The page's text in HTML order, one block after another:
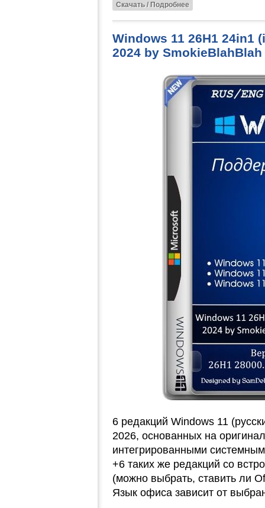
Скачать / Подробнее
Windows 11 26H1 24in1
2024 by SmokieBlahBlah
6 редакций Windows 11
2026, основанных на
интегрированными
+6 таких же редакций со
(можно выбрать, ставить ли
Язык офиса зависит от